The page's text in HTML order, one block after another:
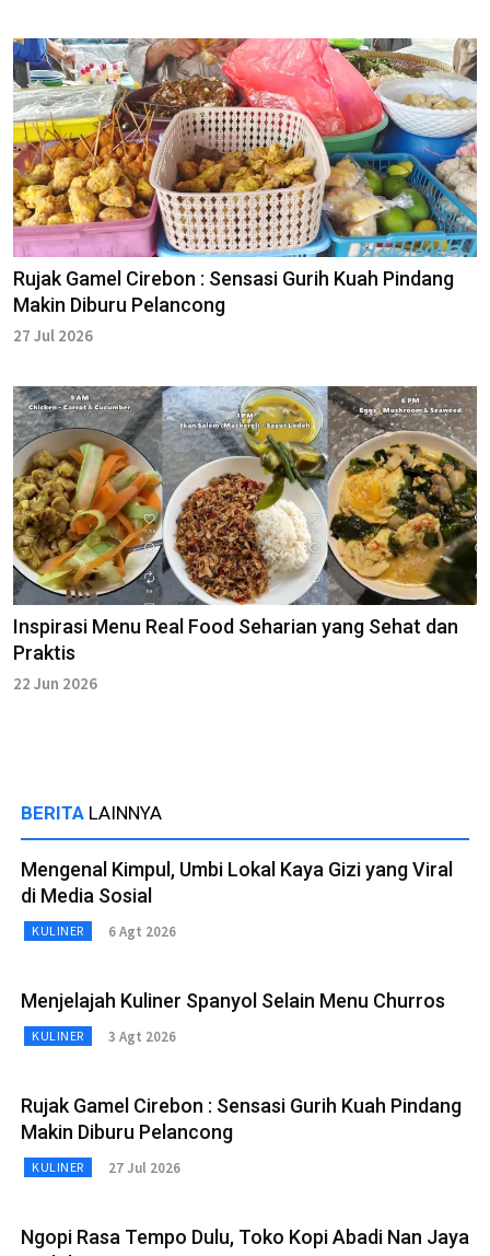
Rujak Gamel Cirebon : Sensasi Gurih Kuah Pindang
Makin Diburu Pelancong
27 Jul 2026
Inspirasi Menu Real Food Seharian yang Sehat dan
Praktis
22 Jun 2026
BERITA LAINNYA
Mengenal Kimpul, Umbi Lokal Kaya Gizi yang Viral
di Media Sosial
KULINER 6 Agt 2026
Menjelajah Kuliner Spanyol Selain Menu Churros
KULINER 3 Agt 2026
Rujak Gamel Cirebon : Sensasi Gurih Kuah Pindang
Makin Diburu Pelancong
KULINER 27 Jul 2026
Ngopi Rasa Tempo Dulu, Toko Kopi Abadi Nan Jaya